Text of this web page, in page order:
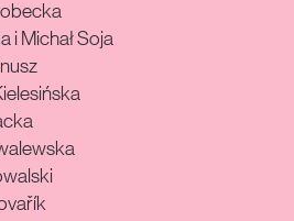
i Michał Soja